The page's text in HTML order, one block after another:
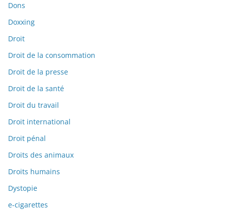
Dons
Doxxing
Droit
Droit de la consommation
Droit de la presse
Droit de la santé
Droit du travail
Droit international
Droit pénal
Droits des animaux
Droits humains
Dystopie
e-cigarettes